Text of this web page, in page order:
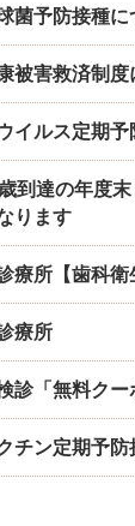
菌予防接種に
被害救済制度
イルス定期
到達の年度
ります
療所【歯科
療所
診「無料ク
チン定期予防